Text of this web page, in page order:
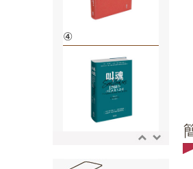
④